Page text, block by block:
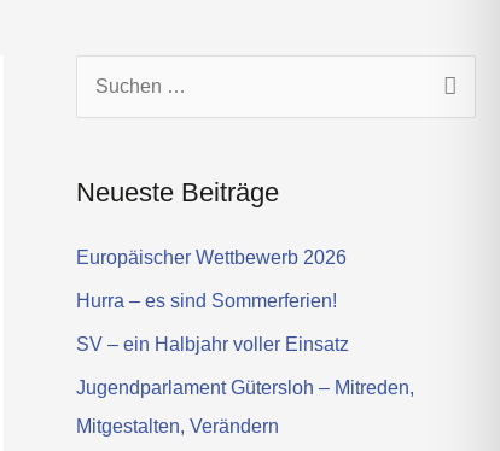
a
g
r
e
Neueste Beiträge
Europäischer Wettbewerb 2026
Hurra – es sind Sommerferien!
SV – ein Halbjahr voller Einsatz
Jugendparlament Gütersloh – Mitreden,
Mitgestalten, Verändern